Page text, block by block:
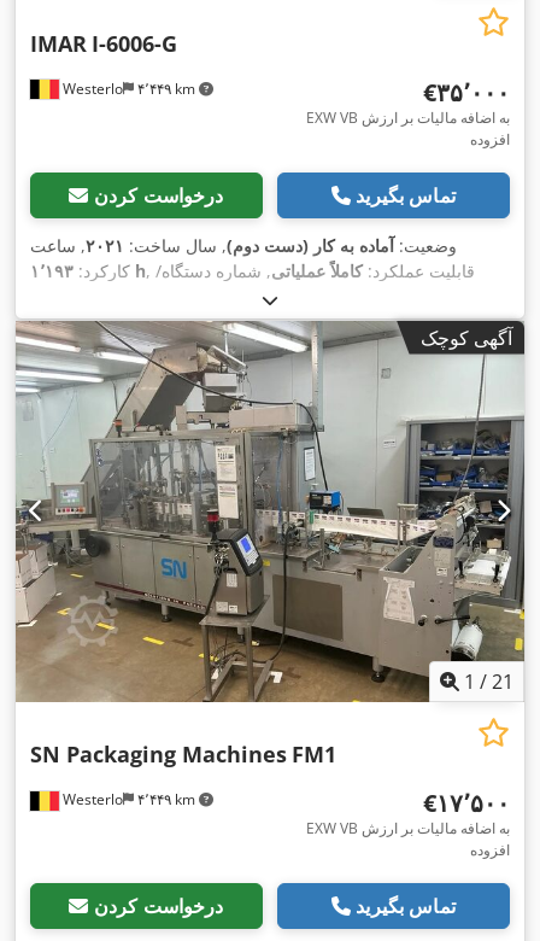
Westerlo ۴٬۴۴۹ km
IMAR I-6006-G
‎€۳۵٬۰۰۰
EXW VB به اضافه مالیات بر ارزش
افزوده
درخواست کردن تماس بگیرید
وضعیت:آماده به کار (دست دوم), سال ساخت: ۲۰۲۱, ساعت
کارکرد: ۱٬۱۹۳ h , قابلیت عملکرد:کاملاً عملیاتی, شماره دستگاه/
وسیله نقلیه:
قبلی:۱, ولتاژ ورودی: ۴۰۰ V , فرکانس ورودی:۵۰ هرتز
, تعداد هدهای
چاپ:۱, فشار هوا:۶ میله , ولتاژ کنترل: ۲۴ V , توان اسمی:۸٫۱
, سطح الک:۲۶۰٬۰۰۰ میلی‌متر مربع
,
سوراخکاری الک:
, نیاز به ارتفاع:۳٬۵۰۰ میلی‌متر
, نیاز به
فضا طول:۶٬۰۰۰ میلی‌متر , عرض مورد نیاز:۴٬۰۰۰ میلی‌متر
, نوع
کنترل:کنترل‌شده با PLC , تعداد نمایشگرهای دیجیتال:۱ , ظرفیت
تولید: ۱۴٬۵۰۰ واحد/ساعت , تجهیزات:توقف اضطراری, نشان CE,
پلاک مشخصات موجود است,
آگهی کوچک
1 /21
Westerlo ۴٬۴۴۹ km
SN Packaging Machines FM1
‎€۱۷٬۵۰۰
EXW VB به اضافه مالیات بر ارزش
افزوده
درخواست کردن تماس بگیرید